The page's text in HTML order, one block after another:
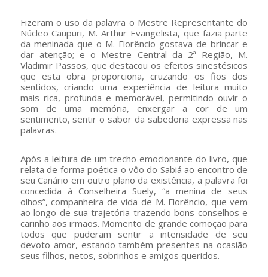
Fizeram o uso da palavra o Mestre Representante do
Núcleo Caupuri, M. Arthur Evangelista, que fazia parte
da meninada que o M. Florêncio gostava de brincar e
dar atenção; e o Mestre Central da 2ª Região, M.
Vladimir Passos, que destacou os efeitos sinestésicos
que esta obra proporciona, cruzando os fios dos
sentidos, criando uma experiência de leitura muito
mais rica, profunda e memorável, permitindo ouvir o
som de uma memória, enxergar a cor de um
sentimento, sentir o sabor da sabedoria expressa nas
palavras.
Após a leitura de um trecho emocionante do livro, que
relata de forma poética o vôo do Sabiá ao encontro de
seu Canário em outro plano da existência, a palavra foi
concedida à Conselheira Suely, “a menina de seus
olhos”, companheira de vida de M. Florêncio, que vem
ao longo de sua trajetória trazendo bons conselhos e
carinho aos irmãos. Momento de grande comoção para
todos que puderam sentir a intensidade de seu
devoto amor, estando também presentes na ocasião
seus filhos, netos, sobrinhos e amigos queridos.